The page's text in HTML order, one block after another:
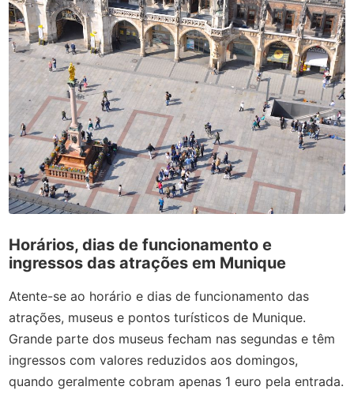
Horários, dias de funcionamento e
ingressos das atrações em Munique
Atente-se ao horário e dias de funcionamento das
atrações, museus e pontos turísticos de Munique.
Grande parte dos museus fecham nas segundas e têm
ingressos com valores reduzidos aos domingos,
quando geralmente cobram apenas 1 euro pela entrada.